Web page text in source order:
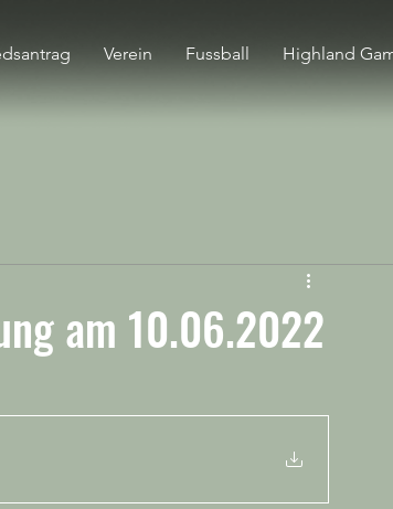
Verein Fussball Highland
am 10.06.2022